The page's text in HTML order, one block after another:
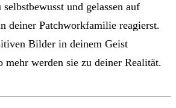
und gelassen auf
deiner Patchworkfamilie reagierst.
Bilder in deinem Geist
mehr werden sie zu deiner Realität.